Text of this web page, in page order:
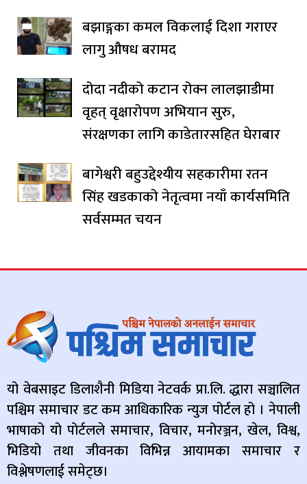
बझाङ्गका कमल विकलाई दिशा गराएर
लागु औषध बरामद
दोदा नदीको कटान रोक्न लालझाडीमा
वृहत् वृक्षारोपण अभियान सुरु,
संरक्षणका लागि काडेतारसहित घेराबार
बागेश्वरी बहुउद्देश्यीय सहकारीमा रतन
सिंह खडकाको नेतृत्वमा नयाँ कार्यसमिति
सर्वसम्मत चयन
यो वेबसाइट डिलाशैनी मिडिया नेटवर्क प्रा.लि. द्धारा सञ्चालित
पश्चिम समाचार डट कम आधिकारिक न्युज पोर्टल हो । नेपाली
भाषाको यो पोर्टलले समाचार, विचार, मनोरञ्जन, खेल, विश्व,
भिडियो तथा जीवनका विभिन्न आयामका समाचार र
विश्लेषणलाई समेट्छ।